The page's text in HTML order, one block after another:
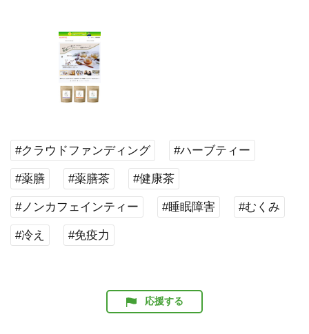
#クラウドファンディング #ハーブティー
#薬膳 #薬膳茶 #健康茶
#ノンカフェインティー #睡眠障害 #むくみ
#冷え #免疫力
応援する